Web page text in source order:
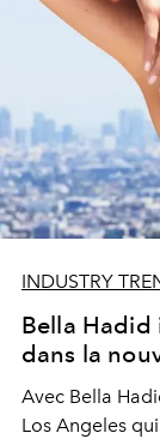
INDUSTRY
Bella Hadid
dans la
Avec Bella
Los Angeles